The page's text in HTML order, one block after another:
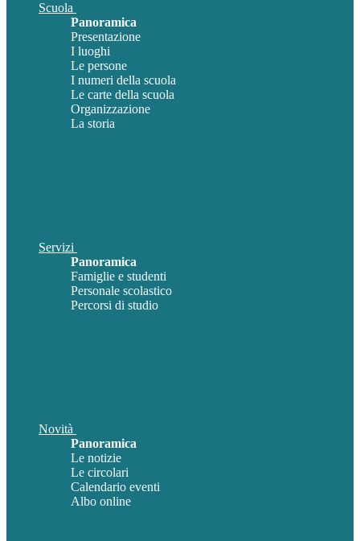
Scuola
Panoramica
Presentazione
I luoghi
Le persone
I numeri della scuola
Le carte della scuola
Organizzazione
La storia
Servizi
Panoramica
Famiglie e studenti
Personale scolastico
Percorsi di studio
Novità
Panoramica
Le notizie
Le circolari
Calendario eventi
Albo online